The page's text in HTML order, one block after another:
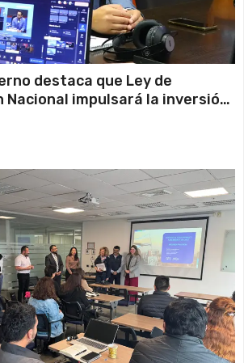
destaca que Ley de
Nacional impulsará la inversión